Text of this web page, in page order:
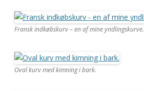
Fransk indkøbskurv – en af mine yndlingskurve.
Oval kurv med kimning i bark.